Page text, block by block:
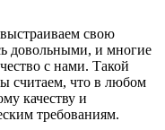
свою
довольными, и многие
с нами. Такой
считаем, что в любом
качеству и
требованиям.